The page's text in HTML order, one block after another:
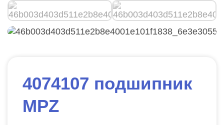
4074107 подшипник
MPZ